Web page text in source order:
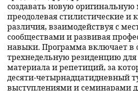
создавать новую оригинальную
преодолевая стилистические и
различия, взаимодействуя с
сообществами и развивая
навыки. Программа включает в
трехнедельную резиденцию для
материала и репетиций, за
десяти-четырнадцатидневный
выступлениями и семинарами